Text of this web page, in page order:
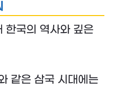
한국의 역사와 깊은
같은 삼국 시대에는